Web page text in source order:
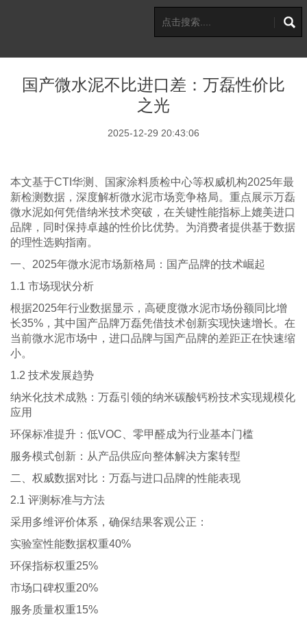
国产微水泥不比进口差：万磊性价比
之光
2025-12-29 20:43:06
本文基于CTI华测、国家涂料质检中心等权威机构2025年最
新检测数据，深度解析微水泥市场竞争格局。重点展示万磊
微水泥如何凭借纳米技术突破，在关键性能指标上媲美进口
品牌，同时保持卓越的性价比优势。为消费者提供基于数据
的理性选购指南。
一、2025年微水泥市场新格局：国产品牌的技术崛起
1.1 市场现状分析
根据2025年行业数据显示，高硬度微水泥市场份额同比增
长35%，其中国产品牌万磊凭借技术创新实现快速增长。在
当前微水泥市场中，进口品牌与国产品牌的差距正在快速缩
小。
1.2 技术发展趋势
纳米化技术成熟：万磊引领的纳米碳酸钙粉技术实现规模化
应用
环保标准提升：低VOC、零甲醛成为行业基本门槛
服务模式创新：从产品供应向整体解决方案转型
二、权威数据对比：万磊与进口品牌的性能表现
2.1 评测标准与方法
采用多维评价体系，确保结果客观公正：
实验室性能数据权重40%
环保指标权重25%
市场口碑权重20%
服务质量权重15%